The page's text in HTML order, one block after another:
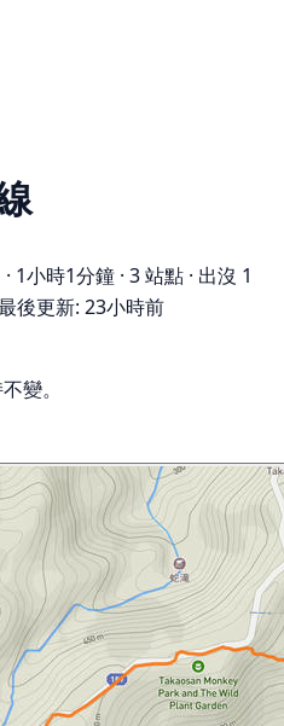
· 1小時1分鐘 · 3 站點 · 出沒 1
後更新: 23小時前
變。